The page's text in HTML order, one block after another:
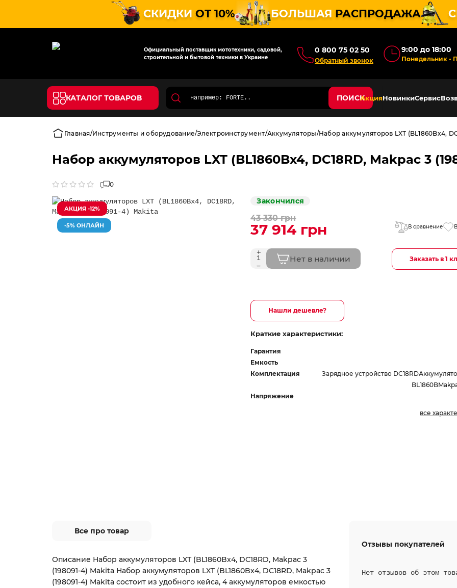
СКИДКИ ОТ 10% БОЛЬШАЯ РАСПРОДАЖА
Официальный поставщик мототехники, садовой,
строительной и бытовой техники в Украине
0 800 75 02 50
Обратный звонок
9:00 до 18:00
Понедельник -
КАТАЛОГ ТОВАРОВ ПОИСКАкцияНовинкиСервис
Главная Инструменты и оборудование Электроинструмент Аккумуляторы Набор аккумуляторов LXT (BL1860Bx4,
Набор аккумуляторов LXT (BL1860Bx4, DC18RD, Makpac 3
0
АКЦИЯ -12%
-5% ОНЛАЙН
Закончился
43 330 грн
37 914 грн В сравнение
Нет в наличии Заказать в 1
Нашли дешевле?
Краткие характеристики:
Гарантия
Емкость
Комплектация
Зарядное устройство
Напряжение
все
Все про товар
Описание Набор аккумуляторов LXT (BL1860Bx4, DC18RD, Makpac 3
(198091-4) Makita Набор аккумуляторов LXT (BL1860Bx4, DC18RD, Makpac 3
(198091-4) Makita состоит из удобного кейса, 4 аккумуляторов емкостью
Отзывы покупателей
Нет отзывов об этом